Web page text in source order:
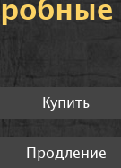
Купить
Продление